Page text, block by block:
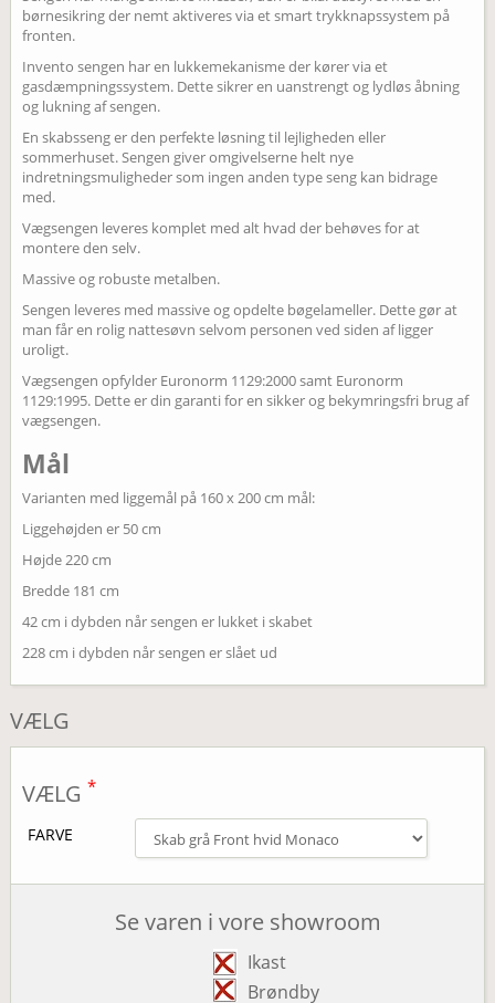
børnesikring der nemt aktiveres via et smart trykknapssystem på
fronten.
Invento sengen har en lukkemekanisme der kører via et
gasdæmpningssystem. Dette sikrer en uanstrengt og lydløs åbning
og lukning af sengen.
En skabsseng er den perfekte løsning til lejligheden eller
sommerhuset. Sengen giver omgivelserne helt nye
indretningsmuligheder som ingen anden type seng kan bidrage
med.
Vægsengen leveres komplet med alt hvad der behøves for at
montere den selv.
Massive og robuste metalben.
Sengen leveres med massive og opdelte bøgelameller. Dette gør at
man får en rolig nattesøvn selvom personen ved siden af ligger
uroligt.
Vægsengen opfylder Euronorm 1129:2000 samt Euronorm
1129:1995. Dette er din garanti for en sikker og bekymringsfri brug af
vægsengen.
Mål
Varianten med liggemål på 160 x 200 cm mål:
Liggehøjden er 50 cm
Højde 220 cm
Bredde 181 cm
42 cm i dybden når sengen er lukket i skabet
228 cm i dybden når sengen er slået ud
VÆLG
VÆLG *
FARVE
Se varen i vore showroom
Ikast
Brøndby